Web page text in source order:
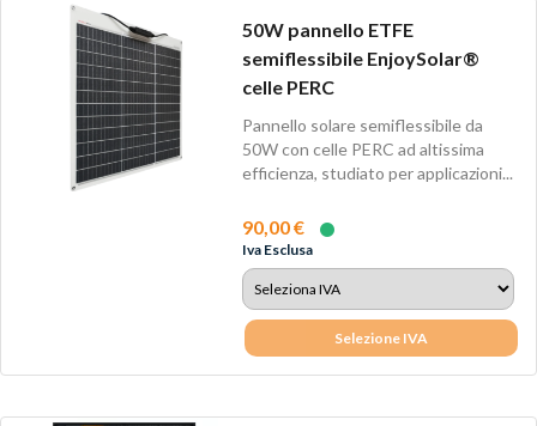
50W pannello ETFE
semiflessibile EnjoySolar®
celle PERC
Pannello solare semiflessibile da
50W con celle PERC ad altissima
efficienza, studiato per applicazioni...
90,00 €
Iva Esclusa
Selezione IVA